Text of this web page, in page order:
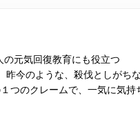
の元気回復教育にも役立
ような、殺伐としがちな
つのクレームで、一気に気